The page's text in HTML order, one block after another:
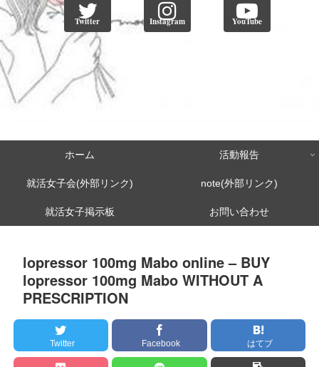
Twitter Instagram YouTube
ホーム 活動報告
就活女子会(外部リンク) note(外部リンク)
就活女子掲示板 お問い合わせ
lopressor 100mg Mabo online – BUY
lopressor 100mg Mabo WITHOUT A
PRESCRIPTION
Twitter Facebook はてブ